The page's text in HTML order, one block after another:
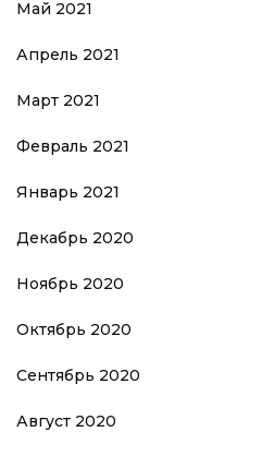
Май 2021
Апрель 2021
Март 2021
Февраль 2021
Январь 2021
Декабрь 2020
Ноябрь 2020
Октябрь 2020
Сентябрь 2020
Август 2020